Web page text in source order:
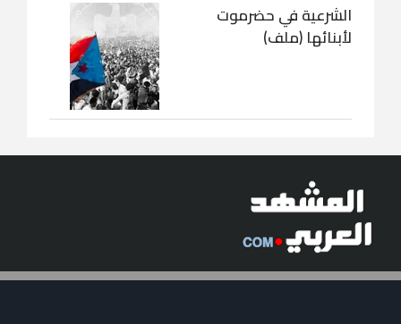
الشرعية في حضرموت
لأبنائها (ملف)